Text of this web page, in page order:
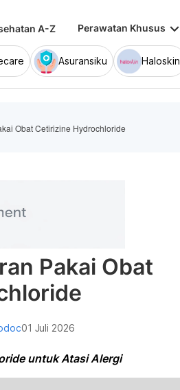
A-Z Perawatan Khusus keyboard_arrow_down
Asuransiku Haloskin
Obat Cetirizine Hydrochloride
Pakai Obat
01 Juli 2026
untuk Atasi Alergi